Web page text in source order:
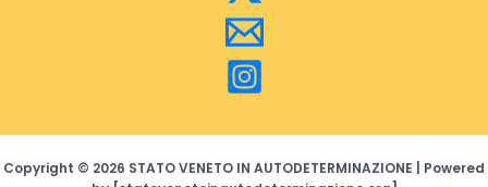
Copyright © 2026 STATO VENETO IN AUTODETERMINAZIONE | Powered